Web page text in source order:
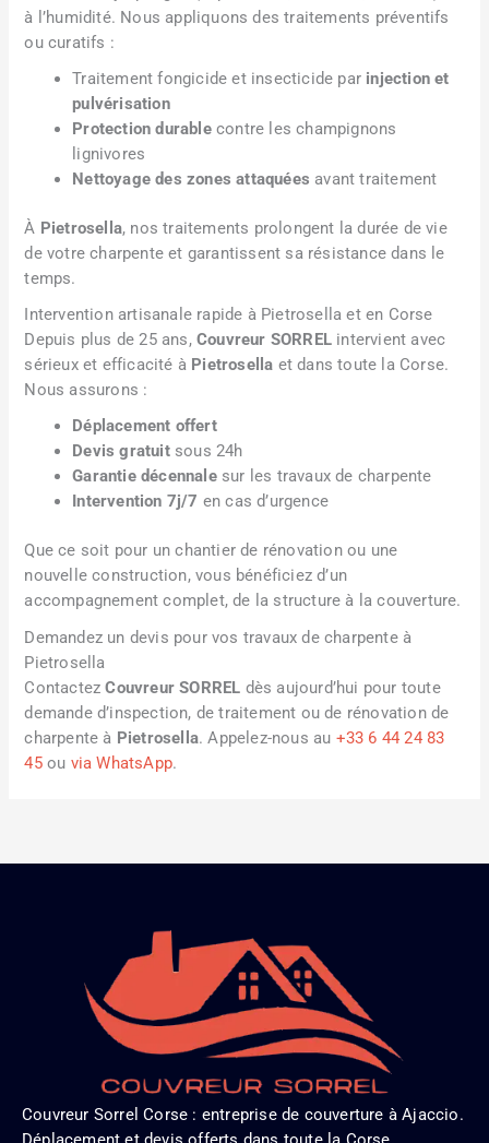
à l’humidité. Nous appliquons des traitements préventifs
ou curatifs :
Traitement fongicide et insecticide par injection et
pulvérisation
Protection durablecontre les champignons
lignivores
Nettoyage des zones attaquées avant traitement
À Pietrosella, nos traitements prolongent la durée de vie
de votre charpente et garantissent sa résistance dans le
temps.
Intervention artisanale rapide à Pietrosella et en Corse
Depuis plus de 25 ans,Couvreur SORREL intervient avec
sérieux et efficacité à Pietrosella et dans toute la Corse.
Nous assurons :
Déplacement offert
Devis gratuitsous 24h
Garantie décennalesur les travaux de charpente
Intervention 7j/7 en cas d’urgence
Que ce soit pour un chantier de rénovation ou une
nouvelle construction, vous bénéficiez d’un
accompagnement complet, de la structure à la couverture.
Demandez un devis pour vos travaux de charpente à
Pietrosella
ContactezCouvreur SORREL dès aujourd’hui pour toute
demande d’inspection, de traitement ou de rénovation de
charpente à Pietrosella. Appelez-nous au +33 6 44 24 83
45ou via WhatsApp.
Couvreur Sorrel Corse : entreprise de couverture à Ajaccio.